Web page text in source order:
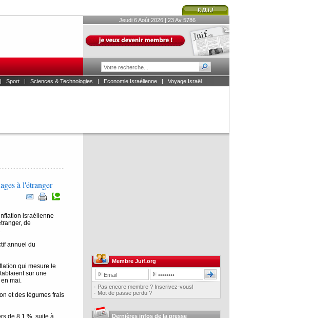
Jeudi 6 Août 2026 | 23 Av 5786
Sport| Sciences & Technologies | Economie Israélienne| Voyage Israël
à l'étranger
israélienne
de
annuel du
qui mesure le
sur une
mai.
et des légumes frais
de 8,1 %, suite à
Membre Juif.org
· Pas encore membre ? Inscrivez-vous!
· Mot de passe perdu ?
Dernières infos de la presse